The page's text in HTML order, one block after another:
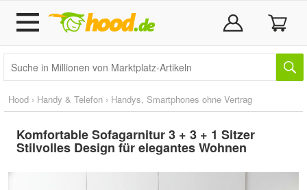
Hood › Handy & Telefon › Handys, Smartphones ohne Vertrag
Komfortable Sofagarnitur 3 + 3 + 1 Sitzer
Stilvolles Design für elegantes Wohnen